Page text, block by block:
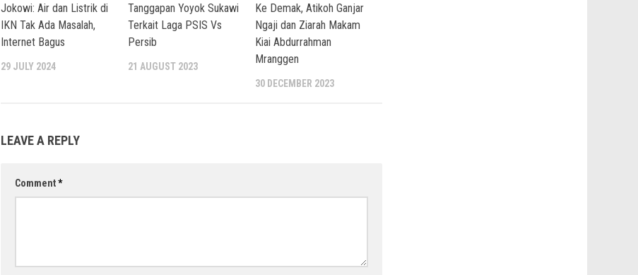
Jokowi: Air dan Listrik di
IKN Tak Ada Masalah,
Internet Bagus
29 JULY 2024
Tanggapan Yoyok Sukawi
Terkait Laga PSIS Vs
Persib
21 AUGUST 2023
Ke Demak, Atikoh Ganjar
Ngaji dan Ziarah Makam
Kiai Abdurrahman
Mranggen
30 DECEMBER 2023
LEAVE A REPLY
Comment*